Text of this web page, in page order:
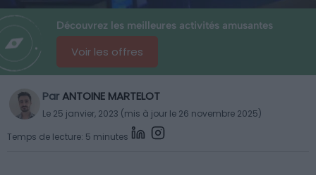
Découvrez les meilleures activités amusantes
Voir les offres
ParANTOINE MARTELOT
Le 25 janvier, 2023 (mis à jour le 26 novembre 2025)
Temps de lecture: 5 minutes